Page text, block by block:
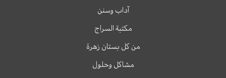
آداب وسنن
مكتبة السراج
من كل بستان زهرة
مشاكل وحلول